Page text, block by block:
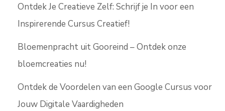
Ontdek Je Creatieve Zelf: Schrijf je In voor een
Inspirerende Cursus Creatief!
Bloemenpracht uit Gooreind – Ontdek onze
bloemcreaties nu!
Ontdek de Voordelen van een Google Cursus voor
Jouw Digitale Vaardigheden